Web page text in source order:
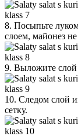
8. Посыпьте
слоем, майонез
9. Выложите слой
10. Следом слой
сетку.